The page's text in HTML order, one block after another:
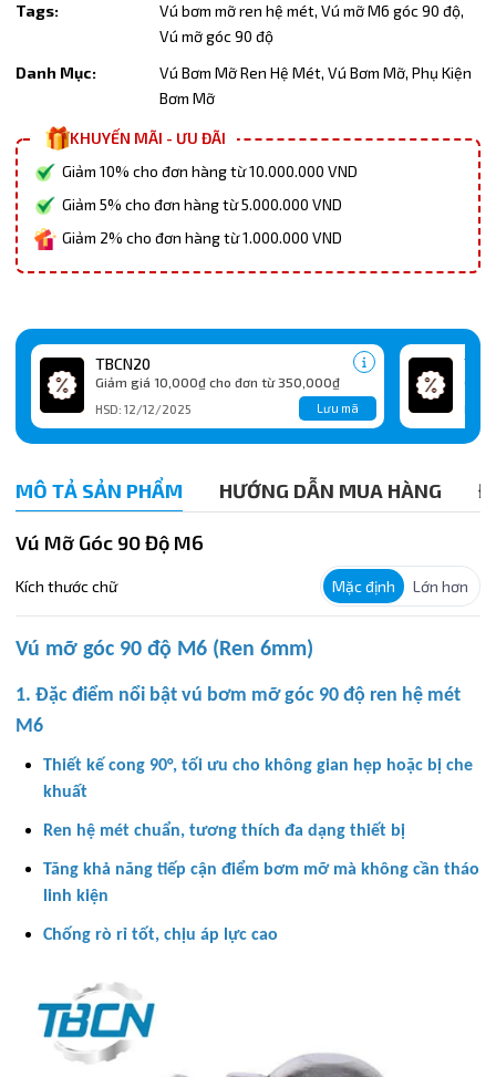
Tags: Vú bơm mỡ ren hệ mét, Vú mỡ M6 góc 90 độ,
Vú mỡ góc 90 độ
Danh Mục:
Vú Bơm Mỡ Ren Hệ Mét, Vú Bơm Mỡ, Phụ Kiện
Bơm Mỡ
KHUYẾN MÃI - ƯU ĐÃI
Giảm 10% cho đơn hàng từ 10.000.000 VND
Giảm 5% cho đơn hàng từ 5.000.000 VND
Giảm 2% cho đơn hàng từ 1.000.000 VND
TBCN20
Giảm giá 10,000₫ cho đơn từ 350,000₫
HSD: 12/12/2025 Lưu mã
MÔ TẢ SẢN PHẨM HƯỚNG DẪN MUA HÀNG
Vú Mỡ Góc 90 Độ M6
Kích thước chữ Mặc định Lớn hơn
Vú mỡ góc 90 độ M6 (Ren 6mm)
1. Đặc điểm nổi bật vú bơm mỡ góc 90 độ ren hệ mét
M6
Thiết kế cong 90°, tối ưu cho không gian hẹp hoặc bị che
khuất
Ren hệ mét chuẩn, tương thích đa dạng thiết bị
Tăng khả năng tiếp cận điểm bơm mỡ mà không cần tháo
linh kiện
Chống rò rỉ tốt, chịu áp lực cao